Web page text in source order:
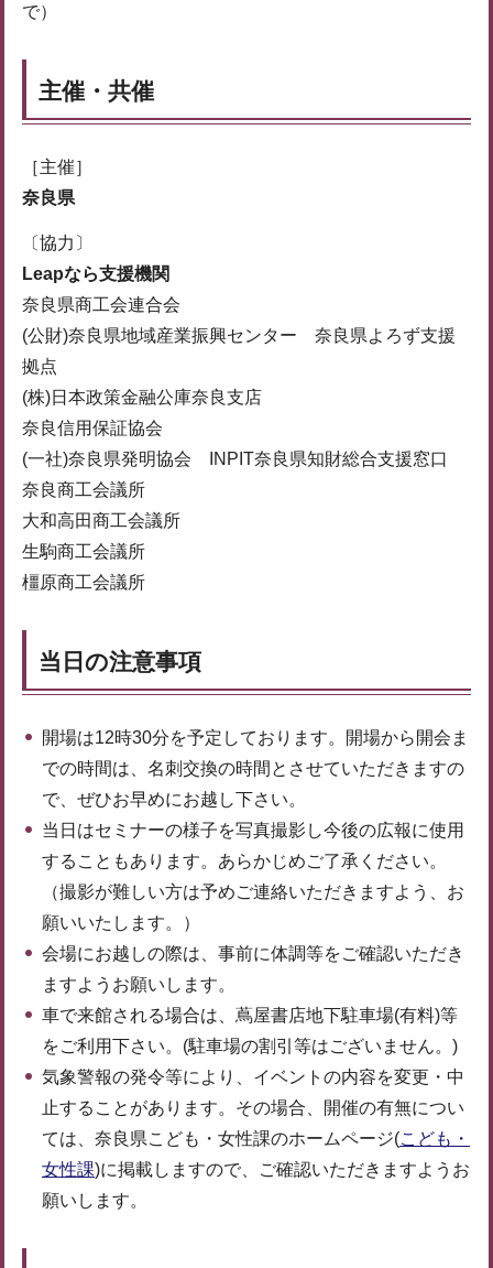
で）
主催・共催
［主催］
奈良県
〔協力〕
Leapなら支援機関
奈良県商工会連合会
(公財)奈良県地域産業振興センター 奈良県よろず支援
拠点
(株)日本政策金融公庫奈良支店
奈良信用保証協会
(一社)奈良県発明協会 INPIT奈良県知財総合支援窓口
奈良商工会議所
大和高田商工会議所
生駒商工会議所
橿原商工会議所
当日の注意事項
開場は12時30分を予定しております。開場から開会ま
での時間は、名刺交換の時間とさせていただきますの
で、ぜひお早めにお越し下さい。
当日はセミナーの様子を写真撮影し今後の広報に使用
することもあります。あらかじめご了承ください。
（撮影が難しい方は予めご連絡いただきますよう、お
願いいたします。）
会場にお越しの際は、事前に体調等をご確認いただき
ますようお願いします。
車で来館される場合は、蔦屋書店地下駐車場(有料)等
をご利用下さい。(駐車場の割引等はございません。)
気象警報の発令等により、イベントの内容を変更・中
止することがあります。その場合、開催の有無につい
ては、奈良県こども・女性課のホームページ(こども・
女性課)に掲載しますので、ご確認いただきますようお
願いします。